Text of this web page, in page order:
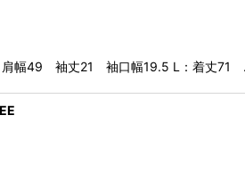
肩幅49 袖丈21 袖口幅19.5 L：着丈71